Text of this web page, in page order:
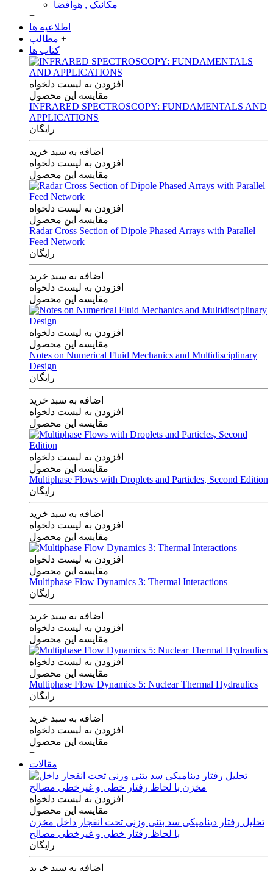
مکانیک , هوافضا
+
اطلاعیه ها +
مطالب +
کتاب ها
افزودن به لیست دلخواه
مقایسه این محصول
INFRARED SPECTROSCOPY: FUNDAMENTALS AND
APPLICATIONS
رایگان
اضافه به سبد خرید
افزودن به لیست دلخواه
مقایسه این محصول
افزودن به لیست دلخواه
مقایسه این محصول
Radar Cross Section of Dipole Phased Arrays with Parallel
Feed Network
رایگان
اضافه به سبد خرید
افزودن به لیست دلخواه
مقایسه این محصول
افزودن به لیست دلخواه
مقایسه این محصول
Notes on Numerical Fluid Mechanics and Multidisciplinary
Design
رایگان
اضافه به سبد خرید
افزودن به لیست دلخواه
مقایسه این محصول
افزودن به لیست دلخواه
مقایسه این محصول
Multiphase Flows with Droplets and Particles, Second Edition
رایگان
اضافه به سبد خرید
افزودن به لیست دلخواه
مقایسه این محصول
افزودن به لیست دلخواه
مقایسه این محصول
Multiphase Flow Dynamics 3: Thermal Interactions
رایگان
اضافه به سبد خرید
افزودن به لیست دلخواه
مقایسه این محصول
افزودن به لیست دلخواه
مقایسه این محصول
Multiphase Flow Dynamics 5: Nuclear Thermal Hydraulics
رایگان
اضافه به سبد خرید
افزودن به لیست دلخواه
مقایسه این محصول
+
مقالات
افزودن به لیست دلخواه
مقایسه این محصول
تحلیل رفتار دینامیکی سد بتنی وزنی تحت انفجار داخل مخزن
با لحاظ رفتار خطی و غیرخطی مصالح
رایگان
اضافه به سبد خرید